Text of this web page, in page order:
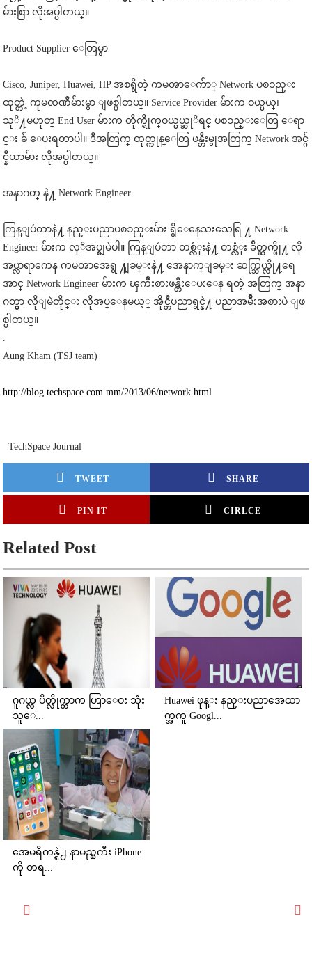
မ်ားစြာ လိုအပ္ပါတယ္။
Product Supplier ေတြမွာ
Cisco, Juniper, Huawei, HP အစရွိတဲ့ ကမၻာေက်ာ္ Network ပစၥည္း
ထုတ္တဲ့ ကုမၸဏီမ်ားမွာ ျဖစ္ပါတယ္။ Service Provider မ်ားက ဝယ္မယ္၊
သုိ႔မဟုတ္ End User မ်ားက တိုက္ရိုက္ဝယ္မယ္ဆုိရင္ ပစၥည္းေတြ ေရာ
င္း ခ် ေပးရတာပါ။ ဒီအတြက္ ထုတ္ကုန္ေတြ ဖန္တီးမွုအတြက္ Network အင္ဂ်
င္နီယာမ်ား လိုအပ္ပါတယ္။
အနာဂတ္ နဲ႔ Network Engineer
ကြန္ျပဴတာနဲ႔ နည္းပညာပစၥည္းမ်ား ရွိေနေသးသေရြ ႔ Network
Engineer မ်ားက လုိအပ္စျမဲပါ။ ကြန္ျပဴတာ တစ္လံုးနဲ႔ တစ္လံုး ခ်ိတ္ဆက္ဖို႔ လို
အပ္လာရာကေန ကမၻာအေရွ ႔ျခမ္းနဲ႔ အေနာက္ျခမ္း ဆက္သြယ္လို႔ရေ
အာင္ Network Engineer မ်ားက ၾကိဳးစားဖန္တီးေပးေန ရတဲ့ အတြက္ အနာ
ဂတ္မွာ လိုျမဲတိုင္း လိုအပ္ေနမယ့္ အိုင္တီပညာရွင္နဲ႔ ပညာအမ်ိဳးအစားပဲ ျဖ
စ္ပါတယ္။
.
Aung Kham (TSJ team)
http://blog.techspace.com.mm/2013/06/network.html
TechSpace Journal
TWEET SHARE
PIN IT CIRLCE
Related Post
ဂူဂယ္လ္ ပိတ္လိုက္တာက ဟြာေဝး သုံး
သူေ...
Huawei ဖုန္း နည္းပညာအေထာ
က္အကူ Googl...
အေမရိကန္ရဲ႕ နာမည္ႀကီး iPhone
ကို တရ...